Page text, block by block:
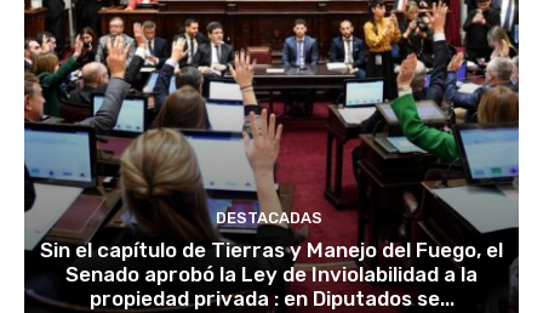
DESTACADAS
Sin el capítulo de Tierras y Manejo del Fuego, el
Senado aprobó la Ley de Inviolabilidad a la
propiedad privada : en Diputados se...